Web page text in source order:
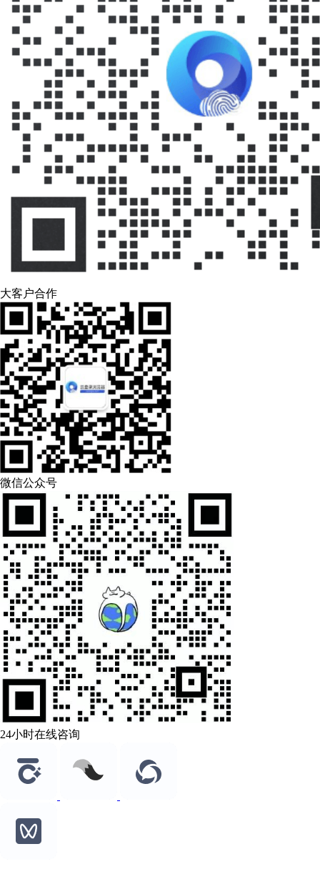
大客户合作
微信公众号
24小时在线咨询